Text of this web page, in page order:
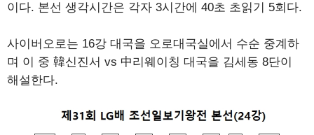
이다. 본선 생각시간은 각자 3시간에 40초 초읽기 5회다.
사이버오로는 16강 대국을 오로대국실에서 수순 중계하
며 이 중 韓신진서 vs 中리웨이칭 대국을 김세동 8단이
해설한다.